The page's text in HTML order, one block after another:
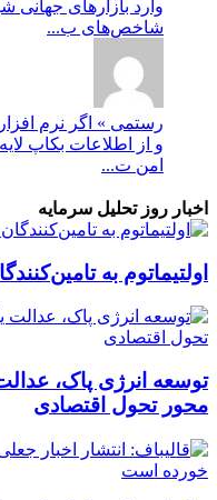
وارد بازارهای جهانی
شاخص‌های ب...
رستمی » اگر نرم
و از اطلاعات بکاپ
امن ت...
اخبار روز تحلیل سرمایه
اولتیماتوم به
توسعه انرژی پاک،
محور تحول اقتصادی